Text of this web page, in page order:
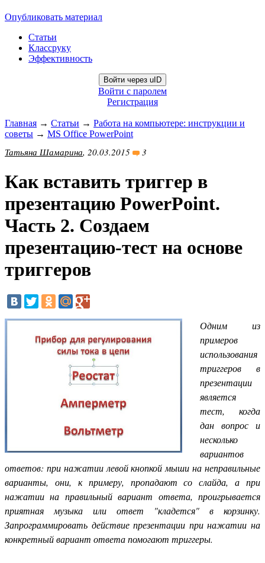
Опубликовать материал
Статьи
Классруку
Эффективность
Войти через uID
Войти с паролем
Регистрация
Главная → Статьи → Работа на компьютере: инструкции и
советы → MS Office PowerPoint
Татьяна Шамарина, 20.03.2015 3
Как вставить триггер в
презентацию PowerPoint.
Часть 2. Создаем
презентацию-тест на основе
триггеров
Одним из
примеров
использования
триггеров в
презентации
является
тест, когда
дан вопрос и
несколько
вариантов
ответов: при нажатии левой кнопкой мыши на неправильные
варианты, они, к примеру, пропадают со слайда, а при
нажатии на правильный вариант ответа, проигрывается
приятная музыка или ответ "кладется" в корзинку.
Запрограммировать действие презентации при нажатии на
конкретный вариант ответа помогают триггеры.